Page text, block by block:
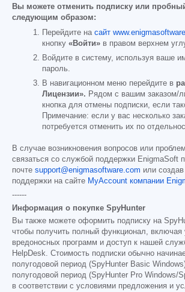
Вы можете отменить подписку или
следующим образом:
Перейдите на сайт
кнопку «Войти» в правом верхнем
Войдите в систему, используя ваше
пароль.
В навигационном меню перейдите в
Лицензии». Рядом с вашим заказом/
кнопка для отмены подписки, если
Примечание: если у вас несколько
потребуется отменить их по
В случае возникновения вопросов или
связаться со службой поддержки EnigmaSoft
почте support@enigmasoftware.com или
поддержки на сайте MyAccount компании
------
Информация о покупке SpyHunter
Вы также можете оформить подписку на
чтобы получить полный функционал, включая
вредоносных программ и доступ к нашей
HelpDesk. Стоимость подписки обычно
полугодовой период (SpyHunter Basic
полугодовой период (SpyHunter Pro Windows/
в соответствии с условиями предложения и